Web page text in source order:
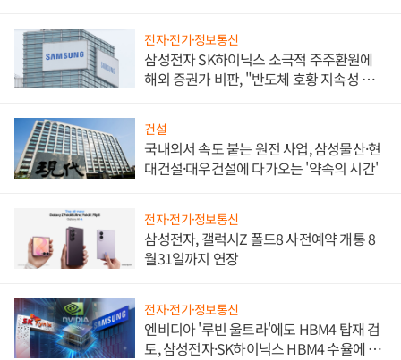
전자·전기·정보통신
삼성전자 SK하이닉스 소극적 주주환원에
해외 증권가 비판, "반도체 호황 지속성 의
건설
국내외서 속도 붙는 원전 사업, 삼성물산·현
대건설·대우건설에 다가오는 '약속의 시간'
전자·전기·정보통신
삼성전자, 갤럭시Z 폴드8 사전예약 개통 8
월31일까지 연장
전자·전기·정보통신
엔비디아 '루빈 울트라'에도 HBM4 탑재 검
토, 삼성전자·SK하이닉스 HBM4 수율에 주